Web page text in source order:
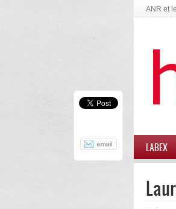
ANR et
LABEX